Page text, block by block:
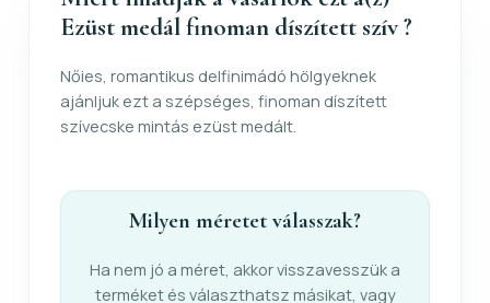
Ezüst medál finoman díszített szív ?
Nőies, romantikus delfinimádó hölgyeknek
ajánljuk ezt a szépséges, finoman díszített
szívecske mintás ezüst medált.
Milyen méretet válasszak?
Ha nem jó a méret, akkor visszavesszük a
terméket és választhatsz másikat, vagy